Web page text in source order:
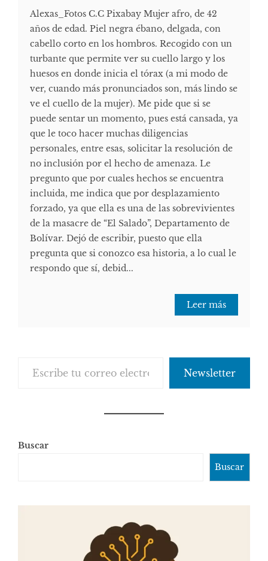
Alexas_Fotos C.C Pixabay Mujer afro, de 42
años de edad. Piel negra ébano, delgada, con
cabello corto en los hombros. Recogido con un
turbante que permite ver su cuello largo y los
huesos en donde inicia el tórax (a mi modo de
ver, cuando más pronunciados son, más lindo se
ve el cuello de la mujer). Me pide que si se
puede sentar un momento, pues está cansada, ya
que le toco hacer muchas diligencias
personales, entre esas, solicitar la resolución de
no inclusión por el hecho de amenaza. Le
pregunto que por cuales hechos se encuentra
incluida, me indica que por desplazamiento
forzado, ya que ella es una de las sobrevivientes
de la masacre de “El Salado”, Departamento de
Bolívar. Dejó de escribir, puesto que ella
pregunta que si conozco esa historia, a lo cual le
respondo que sí, debid...
Leer más
Newsletter
Buscar
Buscar